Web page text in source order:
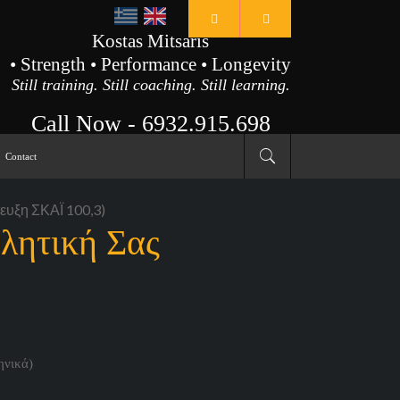
Kostas Mitsaris
• Strength • Performance • Longevity
Still training. Still coaching. Still learning.
Call Now - 6932.915.698
Contact
ΣΚΑΪ 100,3)
Σας